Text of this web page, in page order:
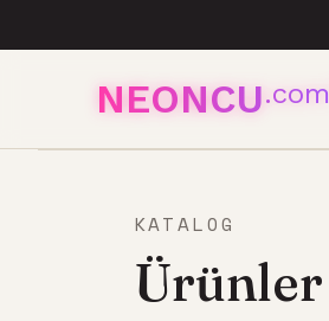
NEONCU.com
KATALOG
Ürünler